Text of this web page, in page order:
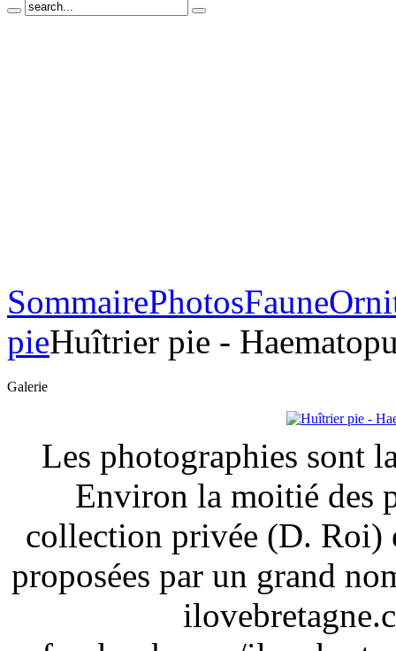
SommairePhotosFaune
pieHuîtrier pie -
Galerie
Les photographies sont
Environ la moitié des
collection privée (D. Roi)
proposées par un grand